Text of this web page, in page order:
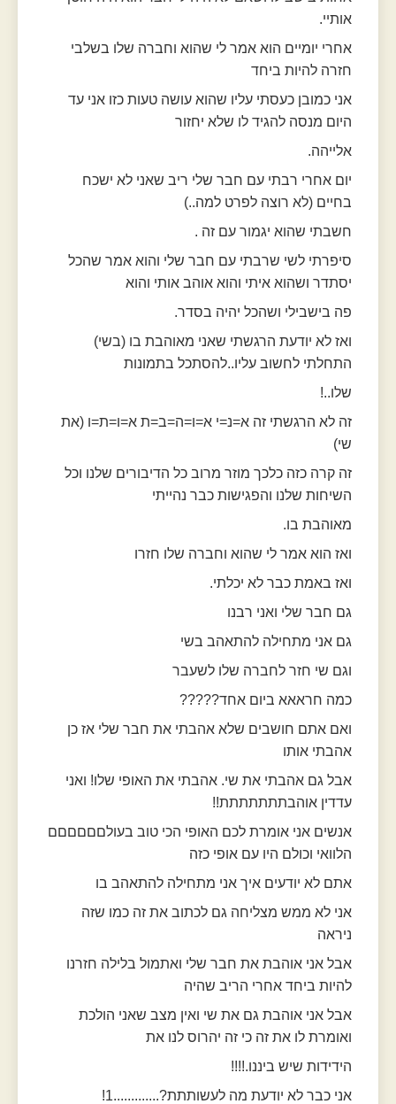
אותיי.
אחרי יומיים הוא אמר לי שהוא וחברה שלו בשלבי
חזרה להיות ביחד
אני כמובן כעסתי עליו שהוא עושה טעות כזו אני עד
היום מנסה להגיד לו שלא יחזור
אלייהה.
יום אחרי רבתי עם חבר שלי ריב שאני לא ישכח
בחיים (לא רוצה לפרט למה..)
חשבתי שהוא יגמור עם זה .
סיפרתי לשי שרבתי עם חבר שלי והוא אמר שהכל
יסתדר ושהוא איתי והוא אוהב אותי והוא
פה בישבילי ושהכל יהיה בסדר.
ואז לא יודעת הרגשתי שאני מאוהבת בו (בשי)
התחלתי לחשוב עליו..להסתכל בתמונות
שלו..!
זה לא הרגשתי זה א=נ=י א=ו=ה=ב=ת א=ו=ת=ו (את
שי)
זה קרה כזה כלכך מוזר מרוב כל הדיבורים שלנו וכל
השיחות שלנו והפגישות כבר נהייתי
מאוהבת בו.
ואז הוא אמר לי שהוא וחברה שלו חזרו
ואז באמת כבר לא יכלתי.
גם חבר שלי ואני רבנו
גם אני מתחילה להתאהב בשי
וגם שי חזר לחברה שלו לשעבר
כמה חראאא ביום אחד?????
ואם אתם חושבים שלא אהבתי את חבר שלי אז כן
אהבתי אותו
אבל גם אהבתי את שי. אהבתי את האופי שלו! ואני
עדדין אוהבתתתתתתת!!
אנשים אני אומרת לכם האופי הכי טוב בעולםםםםםם
הלוואי וכולם היו עם אופי כזה
אתם לא יודעים איך אני מתחילה להתאהב בו
אני לא ממש מצליחה גם לכתוב את זה כמו שזה
ניראה
אבל אני אוהבת את חבר שלי ואתמול בלילה חזרנו
להיות ביחד אחרי הריב שהיה
אבל אני אוהבת גם את שי ואין מצב שאני הולכת
ואומרת לו את זה כי זה יהרוס לנו את
הידידות שיש ביננו.!!!!
אני כבר לא יודעת מה לעשותתת?.............1!